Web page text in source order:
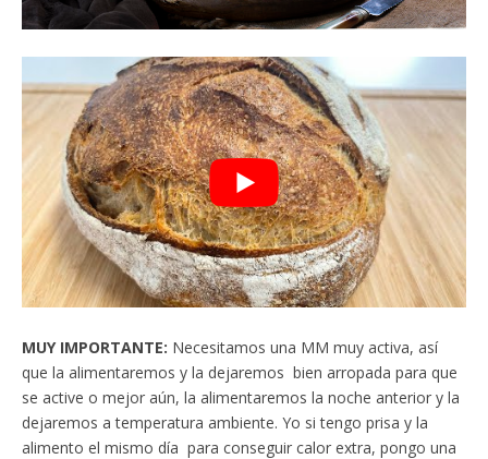
MUY IMPORTANTE: Necesitamos una MM muy activa, así
que la alimentaremos y la dejaremos bien arropada para que
se active o mejor aún, la alimentaremos la noche anterior y la
dejaremos a temperatura ambiente. Yo si tengo prisa y la
alimento el mismo día para conseguir calor extra, pongo una